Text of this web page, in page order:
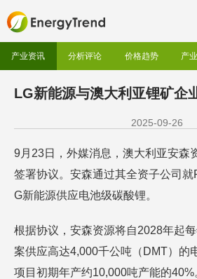
产业资讯 分析评论 价格趋势 产
LG新能源与澳大利亚锂矿企
2025-09-26
9月23日，外媒消息，澳大利亚安森
签署协议。安森通过其全资子公司
G新能源供应电池级碳酸锂。
根据协议，安森资源将自2028年起
案供应高达4,000千公吨（DMT）的
项目初期年产约10,000吨产能的40%